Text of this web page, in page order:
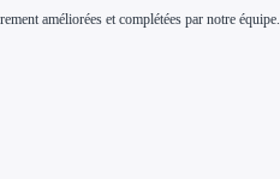
améliorées et complétées par notre équipe.